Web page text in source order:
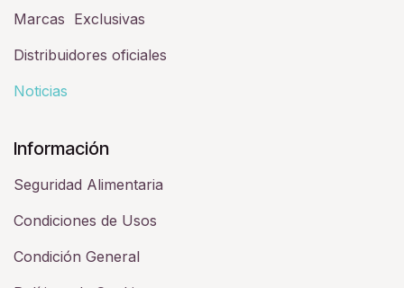
Marcas Exclusivas
Distribuidores oficiales
Noticias
Información
Seguridad Alimentaria
Condiciones de Usos
Condición General